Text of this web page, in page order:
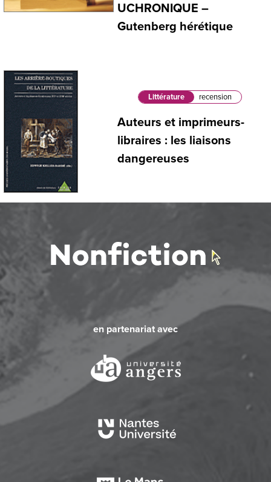
UCHRONIQUE –
Gutenberg hérétique
Littérature recension
Auteurs et imprimeurs-
libraires : les liaisons
dangereuses
en partenariat avec